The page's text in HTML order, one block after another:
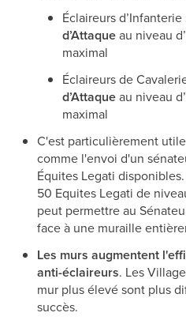
Éclaireurs
d’Attaqueau niveau
maximal
Éclaireurs de
d’Attaqueau niveau
maximal
C'est particulièrement
comme l'envoi d'un
Équites Legati
50 Equites Legati de
peut permettre au
face à une muraille
Les murs augmentent
anti-éclaireurs. Les
mur plus élevé sont plus
succès.